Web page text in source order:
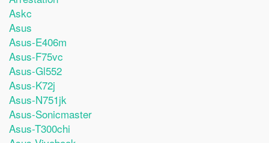
Askc
Asus
Asus-E406m
Asus-F75vc
Asus-Gl552
Asus-K72j
Asus-N751jk
Asus-Sonicmaster
Asus-T300chi